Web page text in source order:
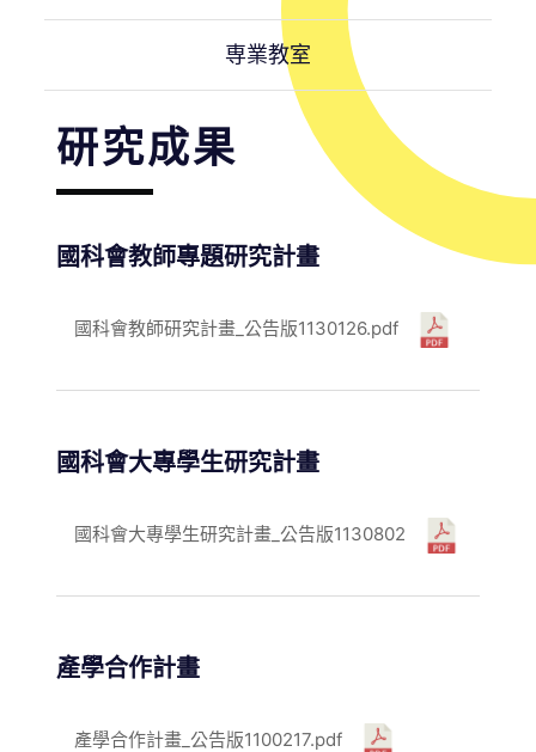
専業教室
研究成果
國科會教師專題研究計畫
國科會教師研究計畫_公告版1130126.pdf
國科會大專學生研究計畫
國科會大專學生研究計畫_公告版1130802
產學合作計畫
產學合作計畫_公告版1100217.pdf